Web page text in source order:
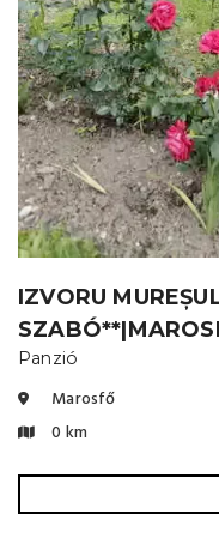
IZVORU
Panzió
Marosfő
0 km